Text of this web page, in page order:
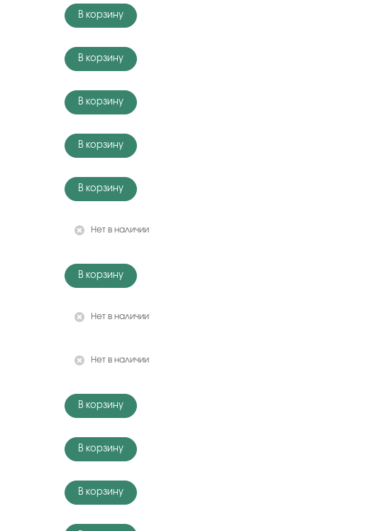
В корзину
В корзину
В корзину
В корзину
В корзину
Нет в наличии
В корзину
Нет в наличии
Нет в наличии
В корзину
В корзину
В корзину